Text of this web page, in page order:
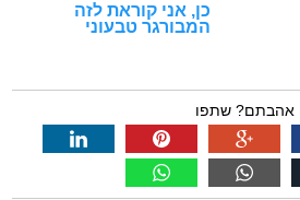
כן, אני קוראת לזה
המבורגר טבעוני
אהבתם? שתפו